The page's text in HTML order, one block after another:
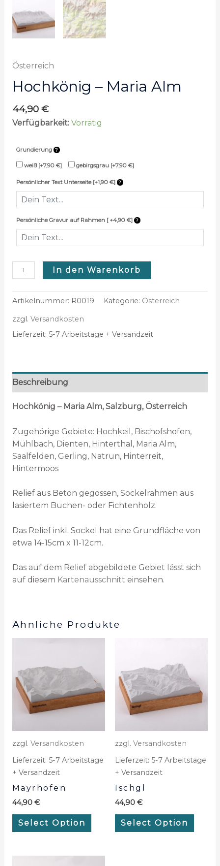
Österreich
Hochkönig – Maria Alm
44,90 €
Verfügbarkeit: Vorrätig
Grundierung
weiß [+7,90 €] gebirgsgrau [+7,90 €]
Persönlicher Text Unterseite [+1,90 €]
Persönliche Gravur auf Rahmen [ +4,90 €]
In den Warenkorb
Artikelnummer: R0019 Kategorie: Österreich
zzgl. Versandkosten
Lieferzeit: 5-7 Arbeitstage + Versandzeit
Beschreibung
Hochkönig – Maria Alm, Salzburg, Österreich
Zugehörige Gebiete: Hochkeil, Bischofshofen,
Mühlbach, Dienten, Hinterthal, Maria Alm,
Saalfelden, Gerling, Natrun, Hinterreit,
Hintermoos
Relief aus Beton gegossen, Sockelrahmen aus
lasiertem Buchen- oder Fichtenholz.
Das Relief inkl. Sockel hat eine Grundfläche von
etwa 14-15cm x 11-12cm.
Das auf dem Relief abgebildete Gebiet lässt sich
auf diesem Kartenausschnitt einsehen.
Ähnliche Produkte
zzgl. Versandkosten
Lieferzeit: 5-7 Arbeitstage
+ Versandzeit
Mayrhofen
44,90 €
Select Option
zzgl. Versandkosten
Lieferzeit: 5-7 Arbeitstage
+ Versandzeit
Ischgl
44,90 €
Select Option